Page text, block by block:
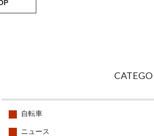
自転車
ニュース